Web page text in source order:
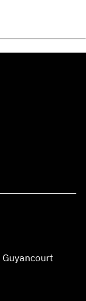
Guyancourt